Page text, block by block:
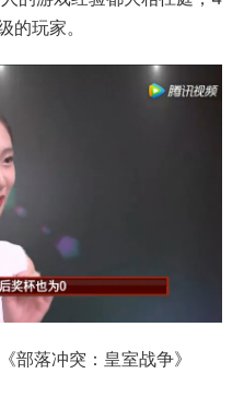
的玩家。
部落冲突：皇室战争》